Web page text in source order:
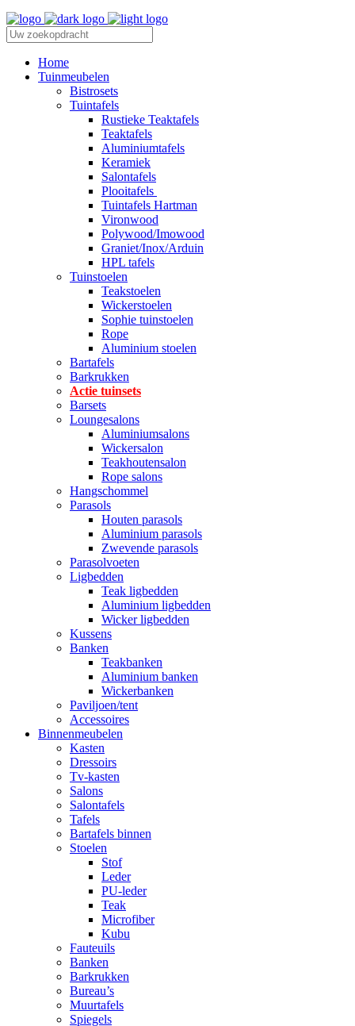
Home
Tuinmeubelen
Bistrosets
Tuintafels
Rustieke Teaktafels
Teaktafels
Aluminiumtafels
Keramiek
Salontafels
Plooitafels
Tuintafels Hartman
Vironwood
Polywood/Imowood
Graniet/Inox/Arduin
HPL tafels
Tuinstoelen
Teakstoelen
Wickerstoelen
Sophie tuinstoelen
Rope
Aluminium stoelen
Bartafels
Barkrukken
Actie tuinsets
Barsets
Loungesalons
Aluminiumsalons
Wickersalon
Teakhoutensalon
Rope salons
Hangschommel
Parasols
Houten parasols
Aluminium parasols
Zwevende parasols
Parasolvoeten
Ligbedden
Teak ligbedden
Aluminium ligbedden
Wicker ligbedden
Kussens
Banken
Teakbanken
Aluminium banken
Wickerbanken
Paviljoen/tent
Accessoires
Binnenmeubelen
Kasten
Dressoirs
Tv-kasten
Salons
Salontafels
Tafels
Bartafels binnen
Stoelen
Stof
Leder
PU-leder
Teak
Microfiber
Kubu
Fauteuils
Banken
Barkrukken
Bureau’s
Muurtafels
Spiegels